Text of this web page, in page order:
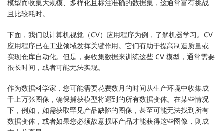
模型而收集大规模、多样化且标注准确的数据集，这通常富有挑战
且比较耗时。
下面，我们以计算机视觉（CV）应用程序为例，了解机器学习。CV
应用程序已在工业领域发挥关键作用。它们有助于提高制造质量或
实现仓库自动化。但是，要收集数据来训练这些 CV 模型，通常需要
很长时间，或者可能无法实现。
作为数据科学家，您可能需要花费数月的时间从生产环境中收集成
千上万张图像，确保捕获模型将遇到的所有数据变体。在某些情况
下，例如，如需获取罕见产品缺陷的图像，甚至可能无法找到所有
数据变体，或者如果您必须故意损坏产品才能获得这些图像，则成